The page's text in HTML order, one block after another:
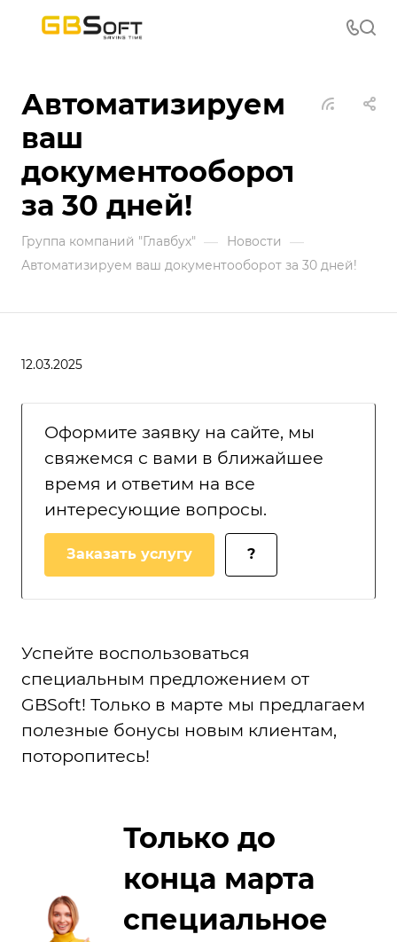
Автоматизируем
ваш
документооборот
за 30 дней!
Группа компаний "Главбух" — Новости —
Автоматизируем ваш документооборот за 30 дней!
12.03.2025
Оформите заявку на сайте, мы
свяжемся с вами в ближайшее
время и ответим на все
интересующие вопросы.
Заказать услугу ?
Успейте воспользоваться
специальным предложением от
GBSoft! Только в марте мы предлагаем
полезные бонусы новым клиентам,
поторопитесь!
Только до
конца марта
специальное